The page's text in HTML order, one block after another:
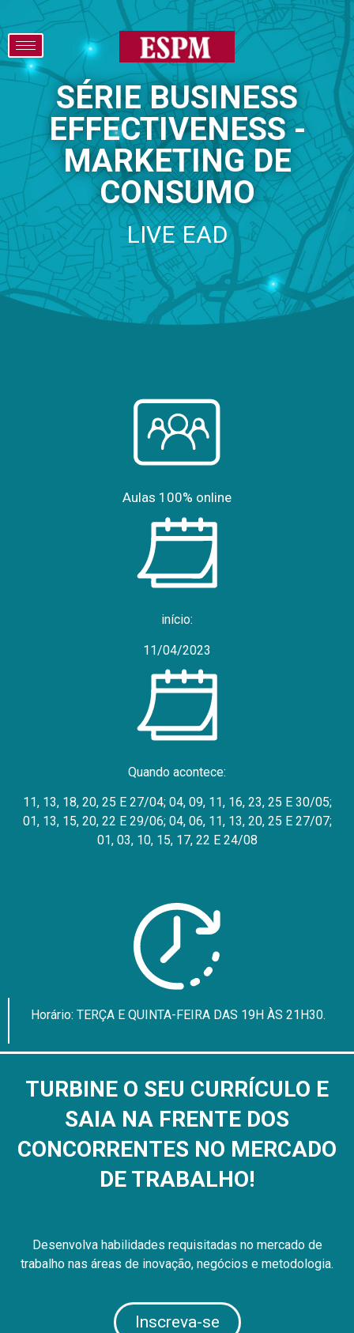
SÉRIE BUSINESS
EFFECTIVENESS -
MARKETING DE
CONSUMO
LIVE EAD
Aulas 100% online
início:
11/04/2023
Quando acontece:
11, 13, 18, 20, 25 E 27/04; 04, 09, 11, 16, 23, 25 E 30/05;
01, 13, 15, 20, 22 E 29/06; 04, 06, 11, 13, 20, 25 E 27/07;
01, 03, 10, 15, 17, 22 E 24/08
Horário: TERÇA E QUINTA-FEIRA DAS 19H ÀS 21H30.
TURBINE O SEU CURRÍCULO E
SAIA NA FRENTE DOS
CONCORRENTES NO MERCADO
DE TRABALHO!
Desenvolva habilidades requisitadas no mercado de
trabalho nas áreas de inovação, negócios e metodologia.
Inscreva-se